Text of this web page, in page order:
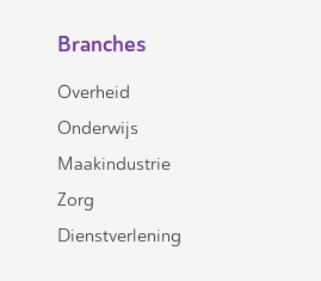
Branches
Overheid
Onderwijs
Maakindustrie
Zorg
Dienstverlening